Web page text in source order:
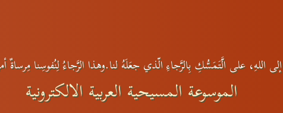
اللهِ، على الَّتَمَسُّكِ بِالرَّجاءِ الّذي جعَلَهُ لنا.وهذا الرَّجاءُ لِنُفوسِنا
الموسوعة المسيحية العربية الالكترونية